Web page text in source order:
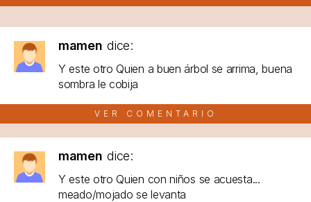
mamen dice:
Y este otro Quien a buen árbol se arrima, buena
sombra le cobija
VER COMENTARIO
mamen dice:
Y este otro Quien con niños se acuesta...
meado/mojado se levanta